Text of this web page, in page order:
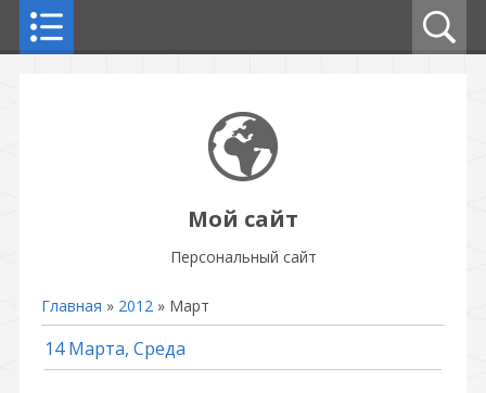
Мой сайт
Персональный сайт
Главная » 2012 » Март
14 Марта, Среда